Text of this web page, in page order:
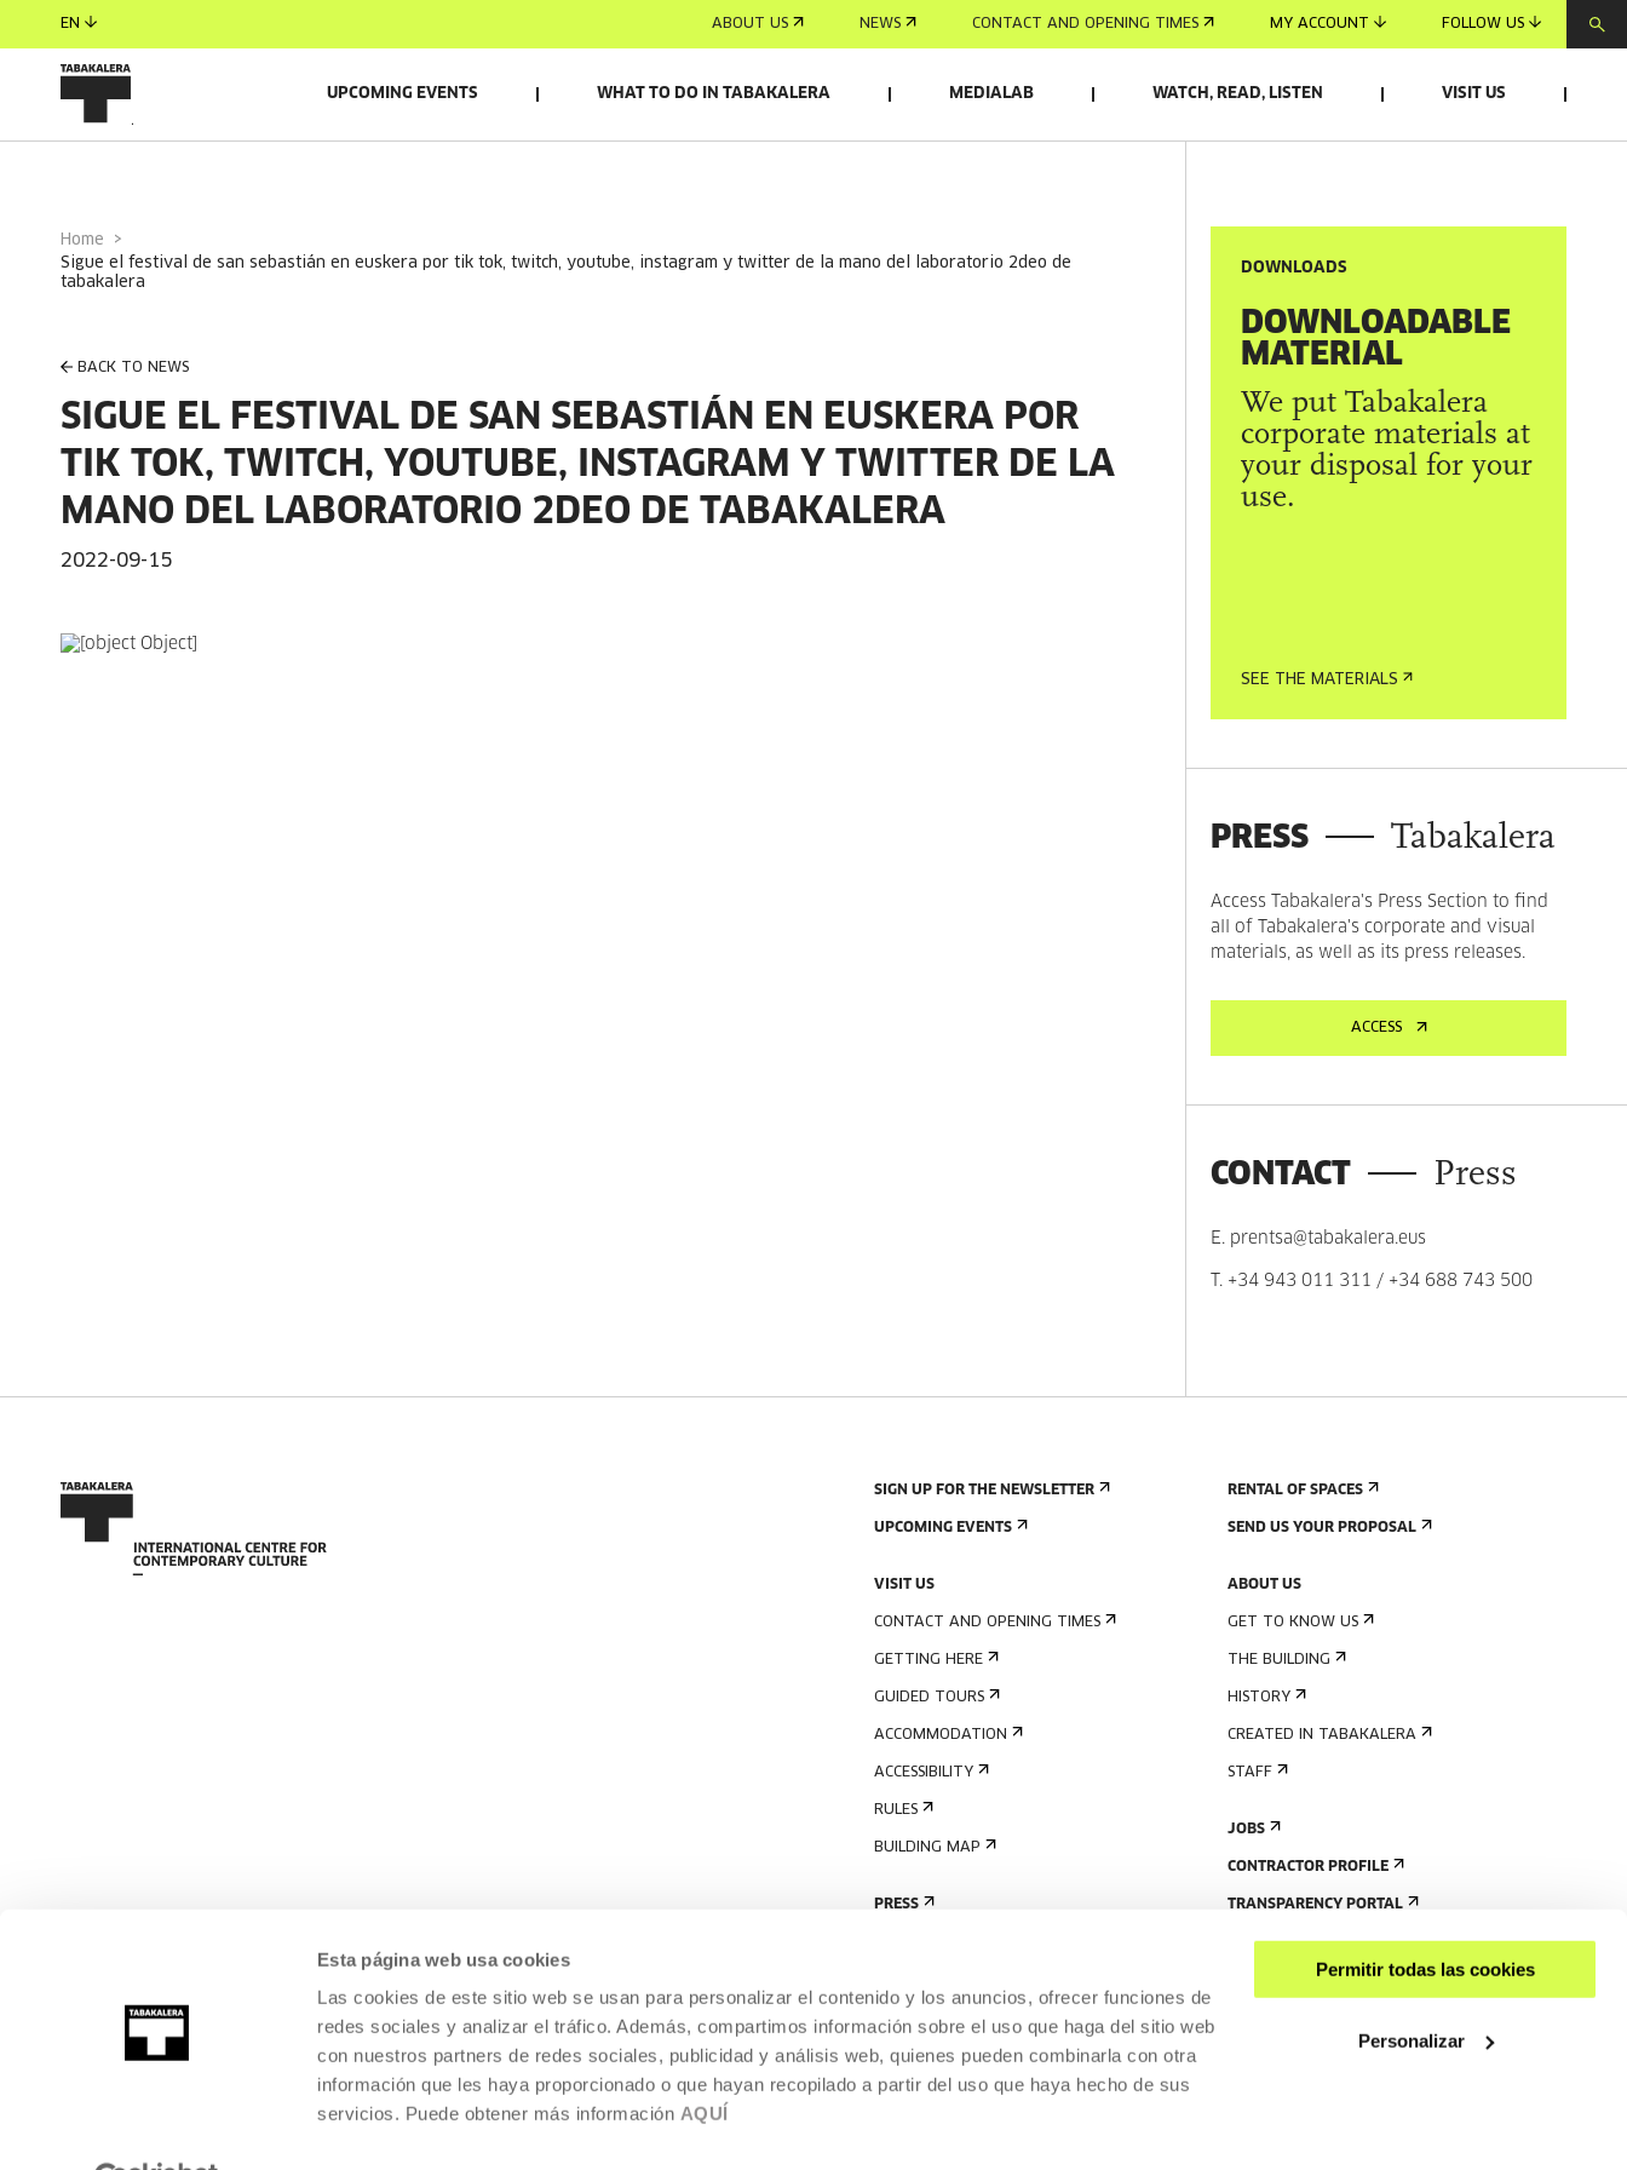
Esta página web usa cookies
Las cookies de este sitio web se usan para personalizar el contenido y los anuncios, ofrecer funciones de
redes sociales y analizar el tráfico. Además, compartimos información sobre el uso que haga del sitio web
con nuestros partners de redes sociales, publicidad y análisis web, quienes pueden combinarla con otra
información que les haya proporcionado o que hayan recopilado a partir del uso que haya hecho de sus
servicios. Puede obtener más información AQUÍ
Permitir todas las cookies
Personalizar
EN ABOUT US NEWS CONTACT AND OPENING TIMES MY ACCOUNT FOLLOW US
UPCOMING EVENTS WHAT TO DO IN TABAKALERA MEDIALAB WATCH, READ, LISTEN VISIT US
Home
sigue el festival de san sebastián en euskera por tik tok, twitch, youtube, instagram y twitter de la mano del laboratorio 2deo de
tabakalera
BACK TO NEWS
SIGUE EL FESTIVAL DE SAN SEBASTIÁN EN EUSKERA POR
TIK TOK, TWITCH, YOUTUBE, INSTAGRAM Y TWITTER DE LA
MANO DEL LABORATORIO 2DEO DE TABAKALERA
2022-09-15
DOWNLOADS
DOWNLOADABLE
MATERIAL
We put Tabakalera
corporate materials at
your disposal for your
use.
SEE THE MATERIALS
PRESS Tabakalera
Access Tabakalera's Press Section to find
all of Tabakalera's corporate and visual
materials, as well as its press releases.
ACCESS
CONTACT Press
E. prentsa@tabakalera.eus
T. +34 943 011 311 / +34 688 743 500
SIGN UP FOR THE NEWSLETTER
UPCOMING EVENTS
VISIT US
CONTACT AND OPENING TIMES
GETTING HERE
GUIDED TOURS
ACCOMMODATION
ACCESSIBILITY
RULES
BUILDING MAP
PRESS
RENTAL OF SPACES
SEND US YOUR PROPOSAL
ABOUT US
GET TO KNOW US
THE BUILDING
HISTORY
CREATED IN TABAKALERA
STAFF
JOBS
CONTRACTOR PROFILE
TRANSPARENCY PORTAL